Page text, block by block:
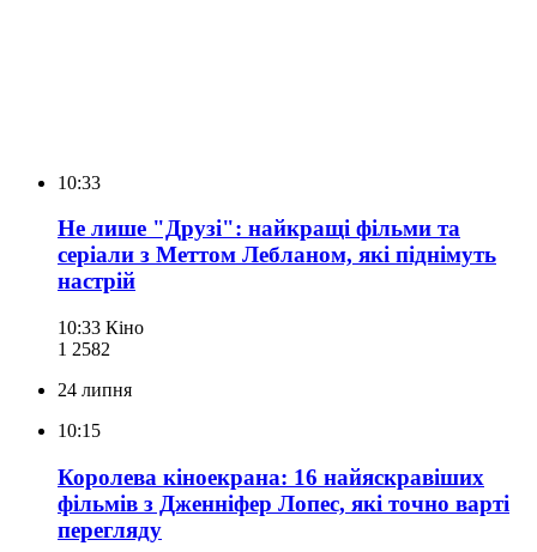
10:33
Не лише "Друзі": найкращі фільми та
серіали з Меттом Лебланом, які піднімуть
настрій
10:33 Кіно
1 2582
24 липня
10:15
Королева кіноекрана: 16 найяскравіших
фільмів з Дженніфер Лопес, які точно варті
перегляду